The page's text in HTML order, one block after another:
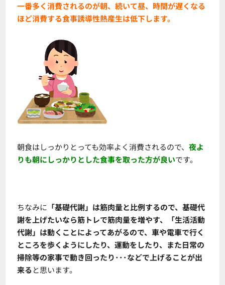
一番多く消費されるのが朝、続いて昼、時間が遅くなる
ほど消費する食事誘導性熱産生は低下します。
朝食はしっかりとっても効率よく消費されるので、 夜よ
りも朝にしっかりとした食事を取った方が良いです。
ちなみに 「基礎代謝」は筋肉量と比例するので、基礎代
謝を上げたいなら筋トレで筋肉量を増やす、「生活活動
代謝」は動くことによってあがるので、車や電車で行く
ところを歩くようにしたり、運動をしたり、また日常の
掃除等の家事で動き回ったり･･･などで上げることが出
来ると思います。